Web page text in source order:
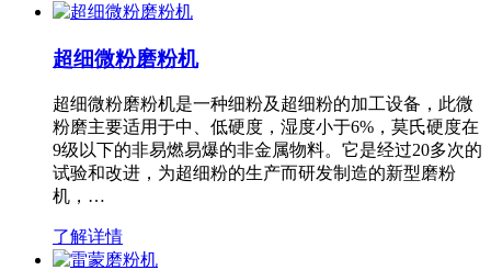
超细微粉磨粉机
超细微粉磨粉机是一种细粉及超细粉的加工设备，此微
粉磨主要适用于中、低硬度，湿度小于6%，莫氏硬度在
9级以下的非易燃易爆的非金属物料。它是经过20多次的
试验和改进，为超细粉的生产而研发制造的新型磨粉
机，…
了解详情